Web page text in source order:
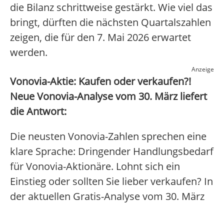
die Bilanz schrittweise gestärkt. Wie viel das
bringt, dürften die nächsten Quartalszahlen
zeigen, die für den 7. Mai 2026 erwartet
werden.
Anzeige
Vonovia-Aktie: Kaufen oder verkaufen?!
Neue Vonovia-Analyse vom 30. März liefert
die Antwort:
Die neusten Vonovia-Zahlen sprechen eine
klare Sprache: Dringender Handlungsbedarf
für Vonovia-Aktionäre. Lohnt sich ein
Einstieg oder sollten Sie lieber verkaufen? In
der aktuellen Gratis-Analyse vom 30. März